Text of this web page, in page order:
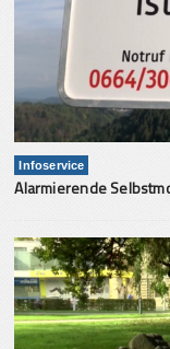
Infoservice
Alarmierende